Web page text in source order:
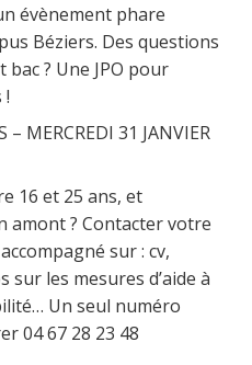
évènement phare
Béziers. Des questions
? Une JPO pour
– MERCREDI 31 JANVIER
16 et 25 ans, et
amont ? Contacter votre
sur : cv,
les mesures d’aide à
Un seul numéro
04 67 28 23 48